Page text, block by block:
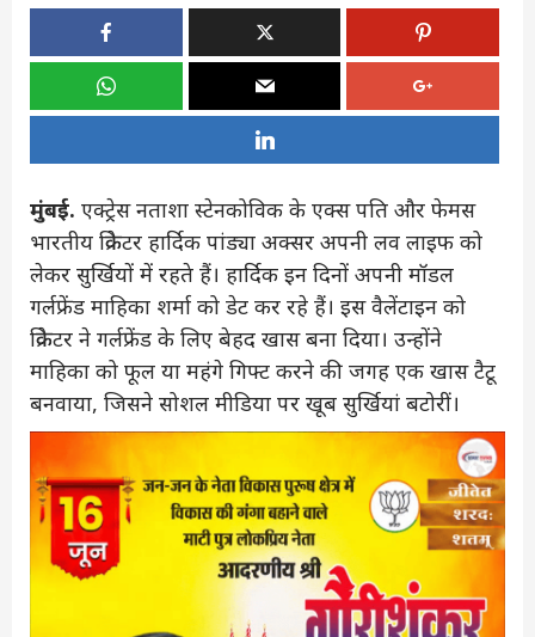
मुंबई. एक्ट्रेस नताशा स्टेनकोविक के एक्स पति और फेमस
भारतीय क्रिकेटर हार्दिक पांड्या अक्सर अपनी लव लाइफ को
लेकर सुर्खियों में रहते हैं। हार्दिक इन दिनों अपनी मॉडल
गर्लफ्रेंड माहिका शर्मा को डेट कर रहे हैं। इस वैलेंटाइन को
क्रिकेटर ने गर्लफ्रेंड के लिए बेहद खास बना दिया। उन्होंने
माहिका को फूल या महंगे गिफ्ट करने की जगह एक खास टैटू
बनवाया, जिसने सोशल मीडिया पर खूब सुर्खियां बटोरीं।